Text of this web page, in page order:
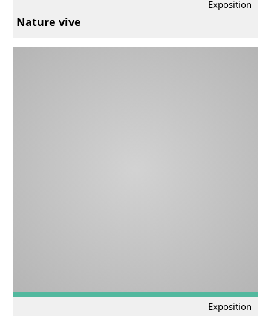
Exposition
Nature vive
Exposition